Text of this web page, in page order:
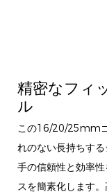
精密なフィ
ル
この16/20/25mm
れのない長持ちす
手の信頼性と効率
スを簡素化します